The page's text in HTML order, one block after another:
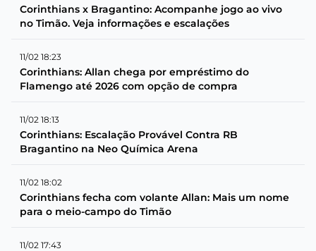
Corinthians x Bragantino: Acompanhe jogo ao vivo
no Timão. Veja informações e escalações
11/02 18:23
Corinthians: Allan chega por empréstimo do
Flamengo até 2026 com opção de compra
11/02 18:13
Corinthians: Escalação Provável Contra RB
Bragantino na Neo Química Arena
11/02 18:02
Corinthians fecha com volante Allan: Mais um nome
para o meio-campo do Timão
11/02 17:43